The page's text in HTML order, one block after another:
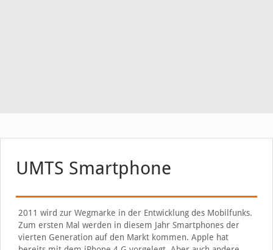
UMTS Smartphone
2011 wird zur Wegmarke in der Entwicklung des Mobilfunks.
Zum ersten Mal werden in diesem Jahr Smartphones der
vierten Generation auf den Markt kommen. Apple hat